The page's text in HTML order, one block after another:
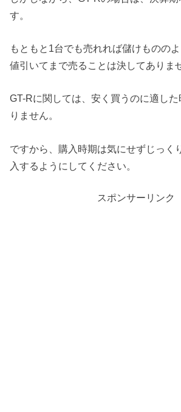
す。
もともと1台でも売れれば儲けもののよ
値引いてまで売ることは決してありま
GT-Rに関しては、安く買うのに適し
りません。
ですから、購入時期は気にせずじっく
入するようにしてください。
スポンサーリンク